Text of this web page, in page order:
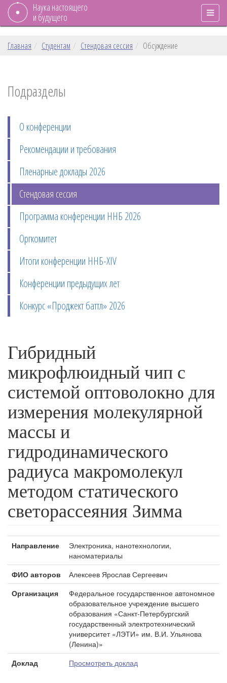
Наука настоящего
и будущего
Главная Студентам Стендовая сессия Обсуждение
Подразделы
О конференции
Рекомендации и требования
Пленарные доклады 2026
Стендовая сессия
Программа конференции ННБ 2026
Оргкомитет
Итоги конференции ННБ-XIV
Конференции предыдущих лет
Конкурс «Проджект баттл» 2026
Гибридный
микрофлюидный чип с
системой оптоволокно для
измерения молекулярной
массы и
гидродинамического
радиуса макромолекул
методом статического
светорассеяния Зимма
Направление
Электроника, нанотехнологии,
наноматериалы
ФИО авторов
Алексеев Ярослав Сергеевич
Организация
Федеральное государственное автономное
образовательное учреждение высшего
образования «Санкт-Петербургский
государственный электротехнический
университет «ЛЭТИ» им. В.И. Ульянова
(Ленина)»
Доклад
Просмотреть доклад